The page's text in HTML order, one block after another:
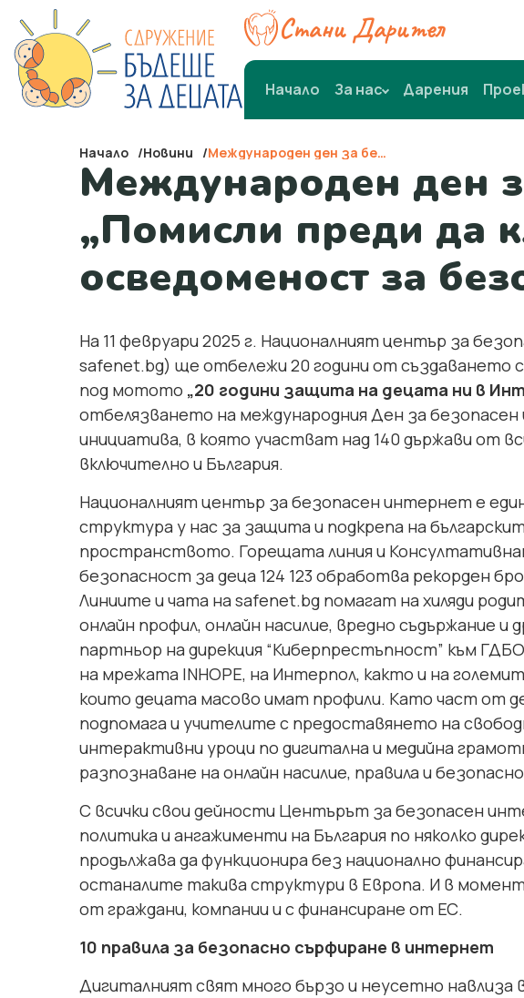
Стани Дарител
Начало За нас Дарения
Начало Новини Международен ден за безопасен интернет: „Помисли преди да кликнеш. По-добра осведоменост за безопасен интернет”
Международен ден
„Помисли преди да
осведоменост за
На 11 февруари 2025 г. Националният център за
safenet.bg) ще отбележи 20 години от създаването
под мотото „20 години защита на децата ни в
отбелязването на международния Ден за
инициатива, в която участват над 140 държави от
включително и България.
Националният център за безопасен интернет e
структура у нас за защита и подкрепа на
пространството. Горещата линия и
безопасност за деца 124 123 обработва рекорден
Линиите и чата на safenet.bg помагат на хиляди
онлайн профил, онлайн насилие, вредно съдържание
партньор на дирекция “Киберпрестъпност” към
на мрежата INHOPE, на Интерпол, както и на
които децата масово имат профили. Като част от
подпомага и учителите с предоставянето на
интерактивни уроци по дигитална и медийна
разпознаване на онлайн насилие, правила и
С всички свои дейности Центърът за безопасен
политика и ангажименти на България по няколко
продължава да функционира без национално
останалите такива структури в Европа. И в
от граждани, компании и с финансиране от ЕС.
10 правила за безопасно сърфиране в интернет
Дигиталният свят много бързо и неусетно навлиза